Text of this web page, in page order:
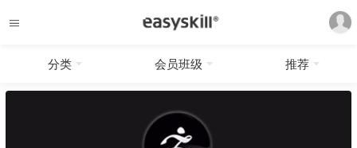
分类 会员班级 推荐